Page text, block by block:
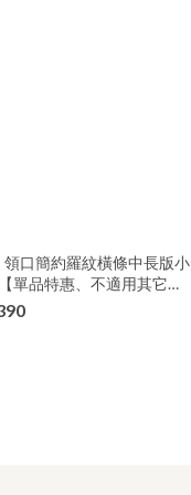
領口簡約羅紋橫條中長版小
單品特惠、不適用其它滿
】